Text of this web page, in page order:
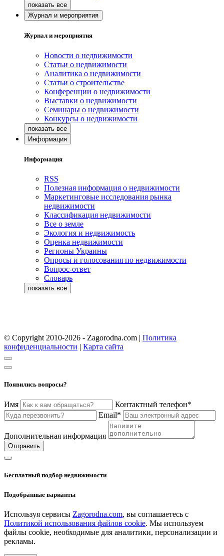
Журнал и мероприятия
Журнал и мероприятия
Новости о недвижимости
Статьи о недвижимости
Аналитика о недвижимости
Статьи о строительстве
Конференции о недвижимости
Выставки о недвижимости
Семинары о недвижимости
Конкурсы о недвижимости
Информация
Информация
RSS
Полезная информация о недвижимости
Маркетинговые исследования рынка
недвижимости
Классификация недвижимости
Все о земле
Экология и недвижимость
Оценка недвижимости
Регионы Украины
Опросы и голосования по недвижимости
Вопрос-ответ
Словарь
© Copyright 2010-2026 - Zagorodna.com | Политика
конфиденциальности | Карта сайта
Появились вопросы?
Имя
Контактный телефон*
Email*
Дополнительная информация
Отправить
Бесплатный подбор недвижимости
Подобранные варианты
Используя сервисы Zagorodna.com, вы соглашаетесь с
Политикой использования файлов cookie. Мы используем
файлы cookie, необходимые для аналитики, персонализации и
рекламы.